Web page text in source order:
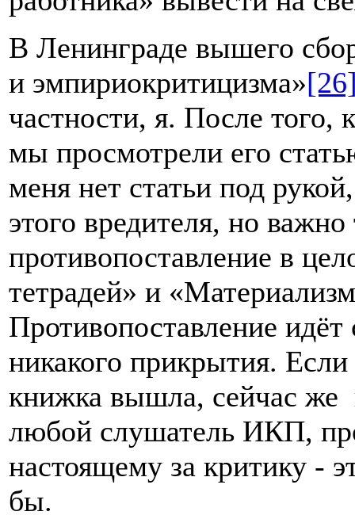
В Ленинграде вышего
и эмпириокритицизма»
частности, я. После того,
мы просмотрели его
меня нет статьи под
этого вредителя, но
противопоставление в
тетрадей» и
Противопоставление
никакого прикрытия.
книжка вышла, сейчас же
любой слушатель ИКП,
настоящему за критику -
бы.